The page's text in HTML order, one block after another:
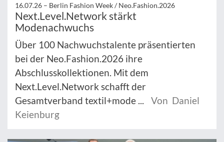
16.07.26 – Berlin Fashion Week / Neo.Fashion.2026
Next.Level.Network stärkt
Modenachwuchs
Über 100 Nachwuchstalente präsentierten
bei der Neo.Fashion.2026 ihre
Abschlusskollektionen. Mit dem
Next.Level.Network schafft der
Gesamtverband textil+mode ...
Von Daniel
Keienburg